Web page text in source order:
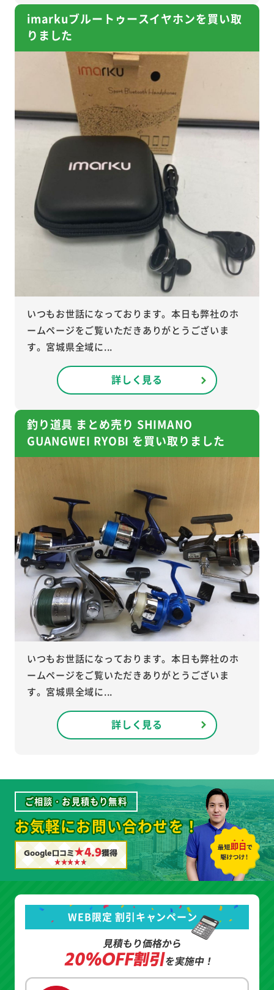
imarkuブルートゥースイヤホンを買い取
りました
いつもお世話になっております。本日も弊社のホ
ームページをご覧いただきありがとうございま
す。宮城県全域に...
詳しく見る
釣り道具 まとめ売り SHIMANO
GUANGWEI RYOBI を買い取りました
いつもお世話になっております。本日も弊社のホ
ームページをご覧いただきありがとうございま
す。宮城県全域に...
詳しく見る
ご相談・お見積もり無料
お気軽にお問い合わせを！
Google口コミ★4.9獲得
WEB限定 割引キャンペーン
見積もり価格から
20%OFF割引を実施中！